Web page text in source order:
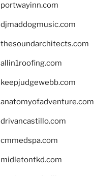
portwayinn.com
djmaddogmusic.com
thesoundarchitects.com
allin1roofing.com
keepjudgewebb.com
anatomyofadventure.com
drivancastillo.com
cmmedspa.com
midletontkd.com